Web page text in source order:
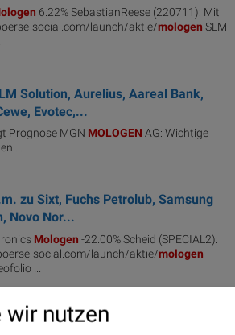
6.22% SebastianReese (220711): Mit
social.com/launch/aktie/mologen SLM
Solution, Aurelius, Aareal Bank,
Evotec,...
Prognose MGN MOLOGEN AG: Wichtige
...
zu Sixt, Fuchs Petrolub, Samsung
Novo Nor...
Mologen -22.00% Scheid (SPECIAL2):
social.com/launch/aktie/mologen
...
Mologen ytd 135 Prozent im Plus
wir nutzen